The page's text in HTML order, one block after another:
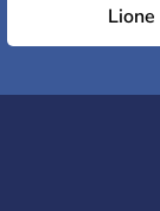
Lione